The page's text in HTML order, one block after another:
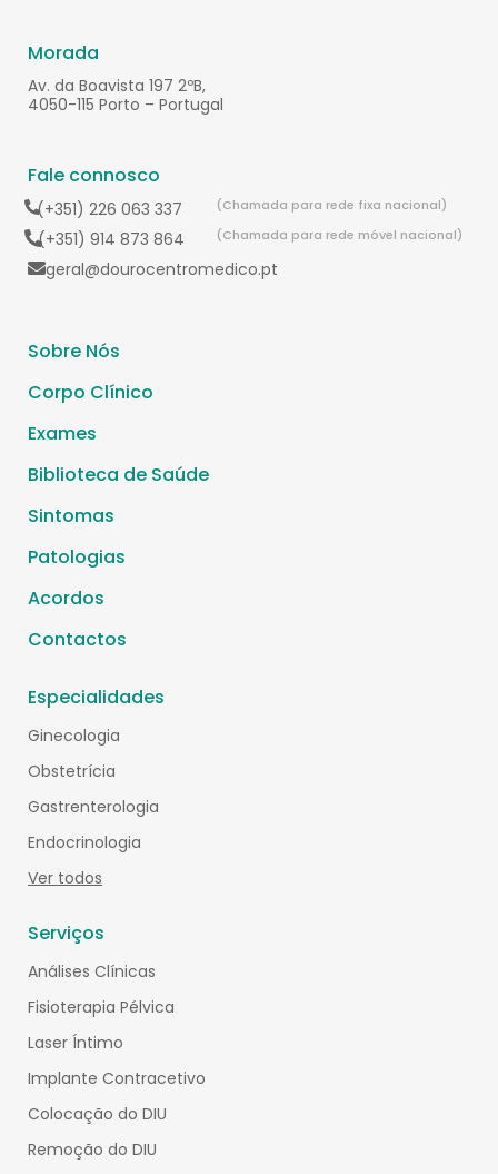
Morada
Av. da Boavista 197 2ºB,
4050-115 Porto – Portugal
Fale connosco
(+351) 226 063 337 (Chamada para rede fixa nacional)
(+351) 914 873 864 (Chamada para rede móvel nacional)
geral@dourocentromedico.pt
Sobre Nós
Corpo Clínico
Exames
Biblioteca de Saúde
Sintomas
Patologias
Acordos
Contactos
Especialidades
Ginecologia
Obstetrícia
Gastrenterologia
Endocrinologia
Ver todos
Serviços
Análises Clínicas
Fisioterapia Pélvica
Laser Íntimo
Implante Contracetivo
Colocação do DIU
Remoção do DIU